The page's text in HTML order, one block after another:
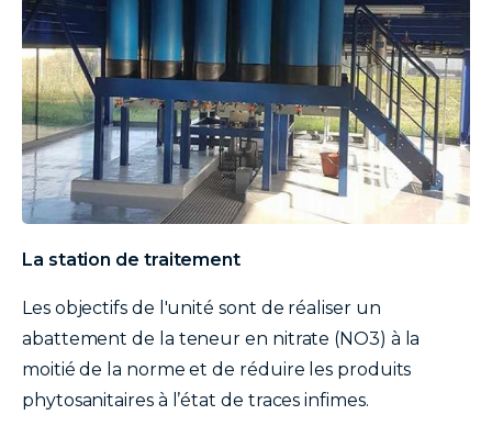
texte
La station de traitement
Les objectifs de l'unité sont de réaliser un
abattement de la teneur en nitrate (NO3) à la
moitié de la norme et de réduire les produits
phytosanitaires à l’état de traces infimes.